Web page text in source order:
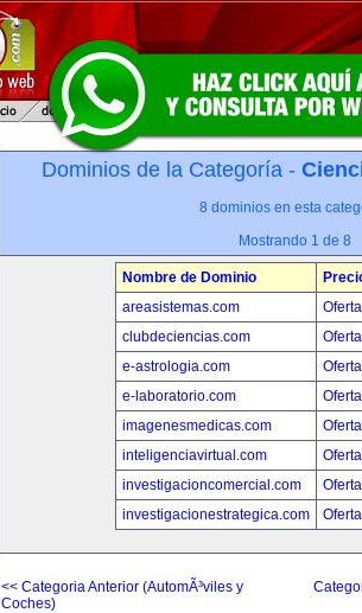
Dominios de la Categoría -
8 dominios en esta
Mostrando 1 de 8
Nombre de Dominio
areasistemas.com
clubdeciencias.com
e-astrologia.com
e-laboratorio.com
imagenesmedicas.com
inteligenciavirtual.com
investigacioncomercial.com
investigacionestrategica.com
<< Categoria Anterior (AutomÃ³viles y
Coches)